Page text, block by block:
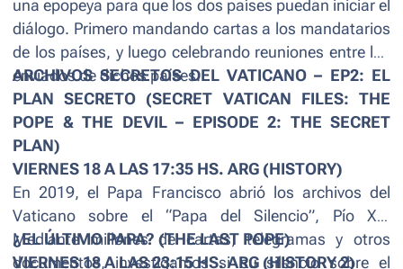
una epopeya para que los dos países puedan iniciar el
diálogo. Primero mandando cartas a los mandatarios
de los países, y luego celebrando reuniones entre los
enviados de dichos países.
ARCHIVOS SECRETOS DEL VATICANO – EP2: EL
PLAN SECRETO (SECRET VATICAN FILES: THE
POPE & THE DEVIL – EPISODE 2: THE SECRET
PLAN)
VIERNES 18 A LAS 17:35 HS. ARG (HISTORY)
En 2019, el Papa Francisco abrió los archivos del
Vaticano sobre el “Papa del Silencio”, Pío XII.
Mediante millones de cartas, telegramas y otros
documentos, investigamos si su silencio sobre el
¿EL ÚLTIMO PAPA? (THE LAST POPE)
VIERNES 18 A LAS 23:15 HS. ARG (HISTORY 2)